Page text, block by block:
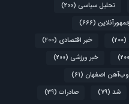
تحلیل سیاسی (200)
(666)
(200) خبر اقتصادی (200)
خبر ورزشی (200)
اصفهان (61)
شد (79) صادرات (39)